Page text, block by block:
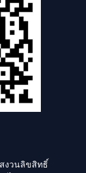
งวนลิขสิทธิ์